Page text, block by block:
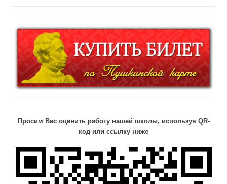
Просим Вас оценить работу нашей школы, используя QR-
код или ссылку ниже